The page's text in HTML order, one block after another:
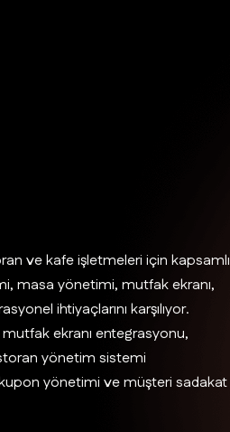
ve kafe işletmeleri için kapsamlı
masa yönetimi, mutfak ekranı,
ihtiyaçlarını karşılıyor.
mutfak ekranı entegrasyonu,
yönetim sistemi
yönetimi ve müşteri sadakat